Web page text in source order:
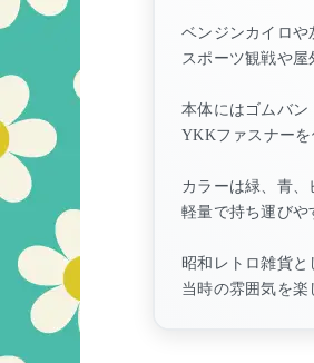
ベンジンカイロや
スポーツ観戦や屋
本体にはゴムバン
YKKファスナーを
カラーは緑、青、
軽量で持ち運びや
昭和レトロ雑貨と
当時の雰囲気を楽